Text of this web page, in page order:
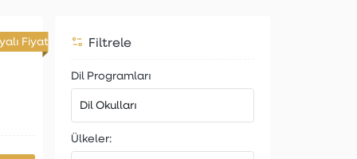
Fiyat Filtrele
Dil Programları
Ülkeler: